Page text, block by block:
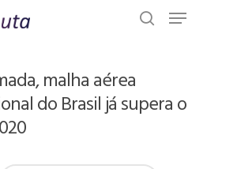
malha aérea
do Brasil já supera o